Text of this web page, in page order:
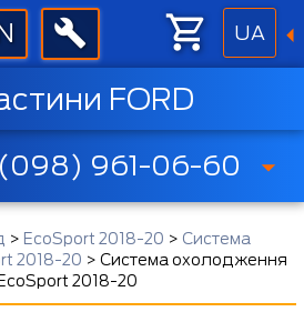
UA
FORD
(098) 961-06-60
> EcoSport 2018-20 > Система
2018-20 >Система охолодження
2018-20